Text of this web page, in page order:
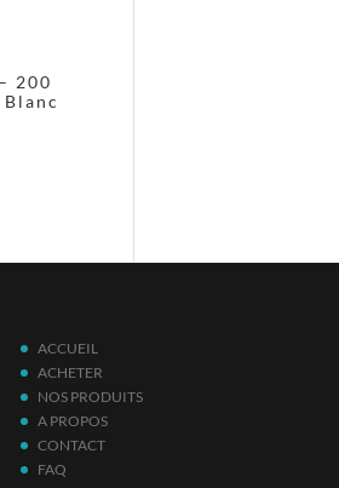
200
ACCUEIL
ACHETER
NOS PRODUITS
A PROPOS
CONTACT
FAQ